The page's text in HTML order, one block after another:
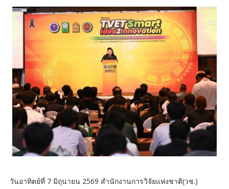
วันอาทิตย์ที่ 7 มิถุนายน 2569 สำนักงานการวิจัยแห่งชาติ(วช.)